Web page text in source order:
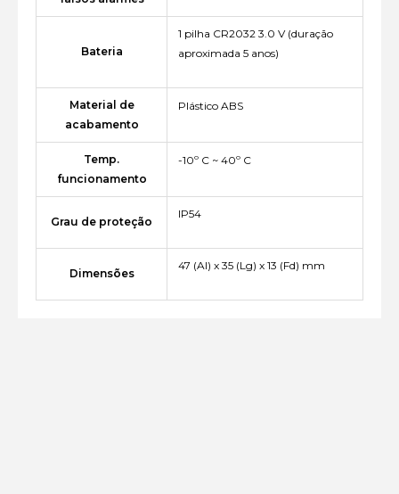
Bateria
1 pilha CR2032 3.0 V (duração
aproximada 5 anos)
Material de
acabamento
Plástico ABS
Temp.
funcionamento
-10º C ~ 40º C
Grau de proteção
IP54
Dimensões
47 (Al) x 35 (Lg) x 13 (Fd) mm